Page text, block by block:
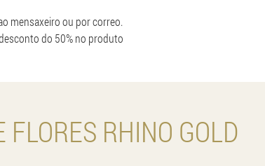
mensaxeiro ou por correo.
do 50% no produto
RHINO GOLD